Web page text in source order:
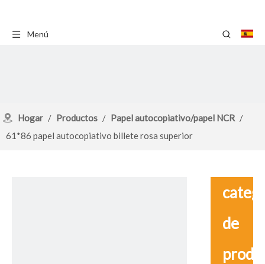
Menú
Hogar / Productos / Papel autocopiativo/papel NCR /
61*86 papel autocopiativo billete rosa superior
de